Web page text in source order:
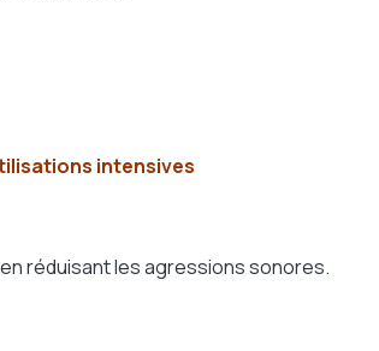
intensives
réduisant les agressions sonores.